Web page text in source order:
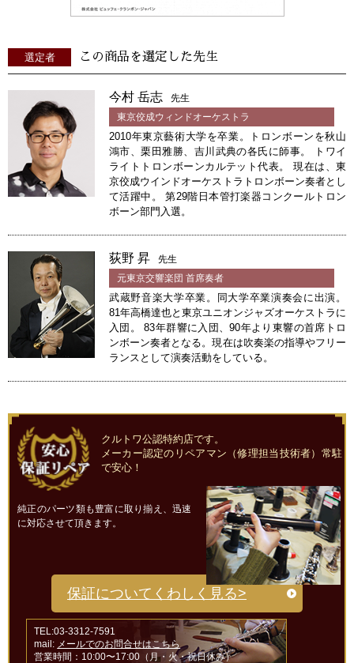
選定者 この商品を選定した先生
今村 岳志
先生
東京佼成ウィンドオーケストラ
2010年東京藝術大学を卒業。トロンボーンを秋山
鴻市、栗田雅勝、吉川武典の各氏に師事。 トワイ
ライトトロンボーンカルテット代表。 現在は、東
京佼成ウインドオーケストラトロンボーン奏者とし
て活躍中。 第29階日本管打楽器コンクールトロン
ボーン部門入選。
荻野 昇
先生
元東京交響楽団 首席奏者
武蔵野音楽大学卒業。同大学卒業演奏会に出演。
81年高橋達也と東京ユニオンジャズオーケストラに
入団。 83年群響に入団、90年より東響の首席トロ
ンボーン奏者となる。現在は吹奏楽の指導やフリー
ランスとして演奏活動をしている。
クルトワ公認特約店です。
メーカー認定のリペアマン（修理担当技術者）常駐
で安心！
純正のパーツ類も豊富に取り揃え、迅速
に対応させて頂きます。
保証についてくわしく見る>
TEL:03-3312-7591
mail: メールでのお問合せはこちら
営業時間：10:00〜17:00（月・火・祝日休み）